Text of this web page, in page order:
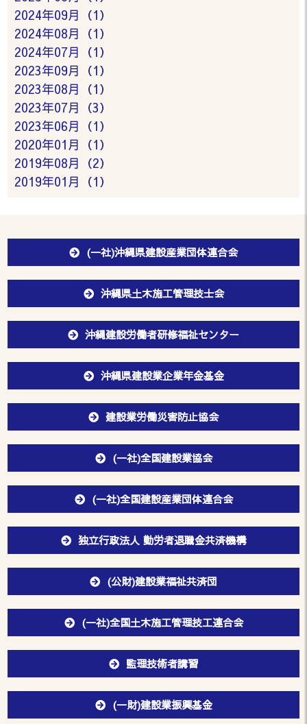
2024年09月（1）
2024年08月（1）
2024年07月（1）
2023年09月（1）
2023年08月（1）
2023年07月（3）
2023年06月（1）
2020年01月（1）
2019年08月（2）
2019年01月（1）
(一社)沖縄県建設産業団体連合会
沖縄県土木施工管理技士会
沖縄建設労働者研修福祉センター
沖縄県建設業企業年金基金
建設業労働災害防止協会
(一社)全国建設業協会
(一社)全国建設産業団体連合会
独立行政法人 勤労者退職金共済機構
(公財)建設業福祉共済団
(一社)全国土木施工管理技工連合会
監理技術者講習
(一財)建設業振興基金